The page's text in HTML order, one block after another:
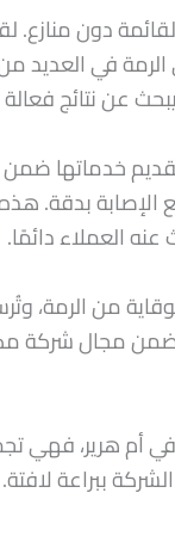
دون
في العديد من
عن نتائج فعالة
خدماتها
بدقة.
العملاء دائمًا.
من الرمة،
مجال شركة
فهي تجمع
ببراعة لافتة.